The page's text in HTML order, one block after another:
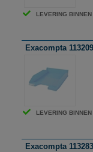
LEVERING BINNEN
Exacompta
LEVERING BINNEN
Exacompta